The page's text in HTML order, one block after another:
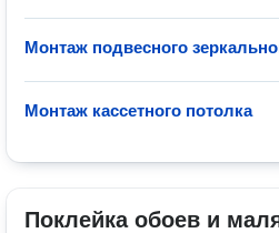
Монтаж подвесного
Монтаж кассетного потолка
Поклейка обоев и